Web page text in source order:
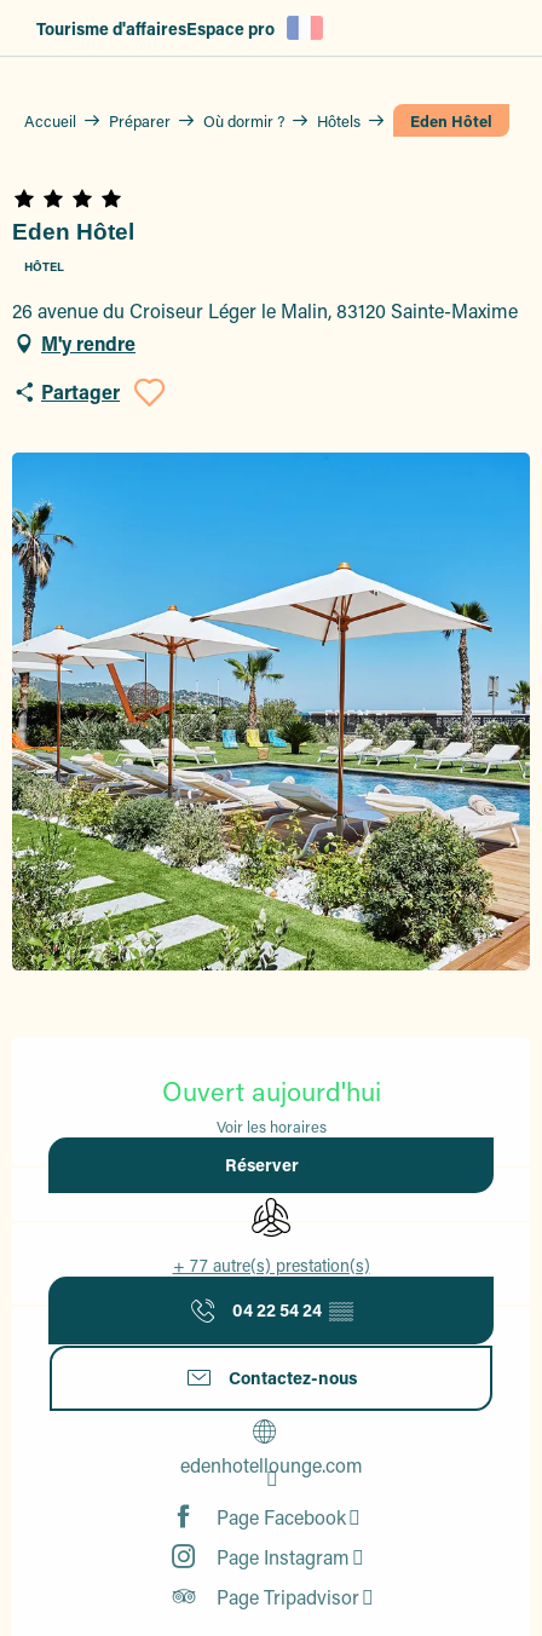
Tourisme d'affairesEspace pro
Accueil Préparer Où dormir ? Hôtels Eden Hôtel
Eden Hôtel
HÔTEL
26 avenue du Croiseur Léger le Malin, 83120 Sainte-Maxime
M'y rendre
Partager
Ajouter aux favoris
Ouvert aujourd'hui
Voir les horaires
Réserver
Air conditionné
+ 77 autre(s) prestation(s)
04 22 54 24 ▒▒
Contactez-nous
edenhotellounge.com
Page Facebook
Page Instagram
Page Tripadvisor